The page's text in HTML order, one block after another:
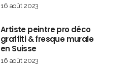
16 août 2023
Artiste peintre pro déco
graffiti & fresque murale
en Suisse
16 août 2023